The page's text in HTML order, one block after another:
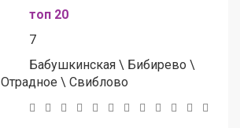
топ 20
7
Бабушкинская \ Бибирево \
Отрадное \ Свиблово